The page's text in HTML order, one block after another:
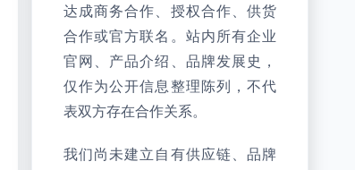
达成商务合作、授权合作、供货
合作或官方联名。站内所有企业
官网、产品介绍、品牌发展史，
仅作为公开信息整理陈列，不代
表双方存在合作关系。
我们尚未建立自有供应链、品牌